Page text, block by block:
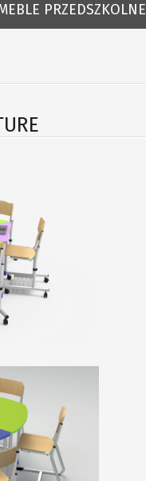
PRZEDSZKOLNE